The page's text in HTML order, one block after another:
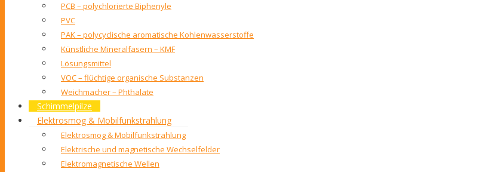
PCB – polychlorierte Biphenyle
PVC
PAK – polycyclische aromatische Kohlenwasserstoffe
Künstliche Mineralfasern – KMF
Lösungsmittel
VOC – flüchtige organische Substanzen
Weichmacher – Phthalate
Schimmelpilze
Elektrosmog & Mobilfunkstrahlung
Elektrosmog & Mobilfunkstrahlung
Elektrische und magnetische Wechselfelder
Elektromagnetische Wellen